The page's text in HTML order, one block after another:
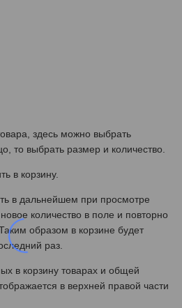
здесь можно выбрать
то выбрать размер и количество.
в корзину.
в дальнейшем при просмотре
количество в поле и повторно
образом в корзине будет
раз.
в корзину товарах и общей
в верхней правой части